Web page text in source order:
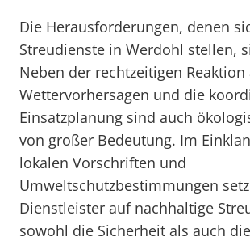
Die Herausforderungen, denen
Streudienste in Werdohl stellen,
Neben der rechtzeitigen Reaktion
Wettervorhersagen und die
Einsatzplanung sind auch
von großer Bedeutung. Im
lokalen Vorschriften und
Umweltschutzbestimmungen
Dienstleister auf nachhaltige
sowohl die Sicherheit als auch die